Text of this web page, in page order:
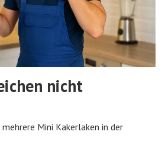
nicht
Mini Kakerlaken in der